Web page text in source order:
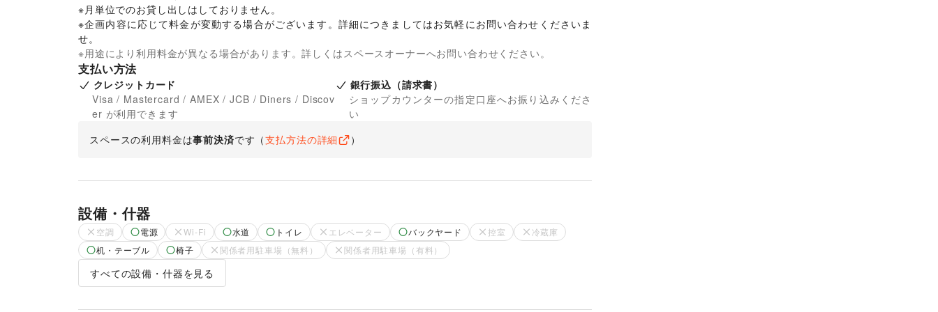
※月単位でのお貸し出しはしておりません。
※企画内容に応じて料金が変動する場合がございます。詳細につきましてはお気軽にお問い合わせくださいま
せ。
※用途により利用料金が異なる場合があります。詳しくはスペースオーナーへお問い合わせください。
支払い方法
クレジットカード
Visa / Mastercard / AMEX / JCB / Diners / Discov
er が利用できます
銀行振込（請求書）
ショップカウンターの指定口座へお振り込みくださ
い
スペースの利用料金は事前決済です （支払方法の詳細 ）
設備・什器
空調 電源 Wi-Fi 水道 トイレ エレベーター バックヤード 控室
冷蔵庫
机・テーブル
椅子 関係者用駐車場（無料） 関係者用駐車場（有料）
すべての設備・什器を見る